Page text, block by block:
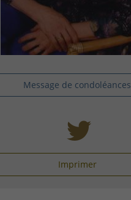
Message de condoléances
Imprimer